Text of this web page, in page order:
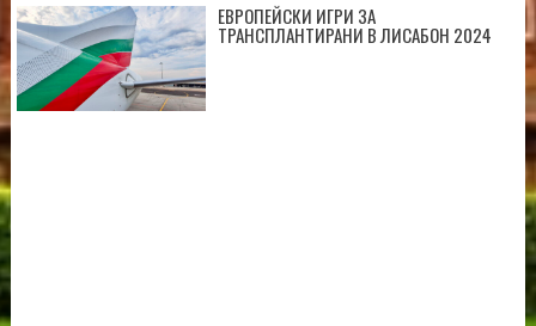
ЕВРОПЕЙСКИ ИГРИ ЗА
ТРАНСПЛАНТИРАНИ В ЛИСАБОН 2024